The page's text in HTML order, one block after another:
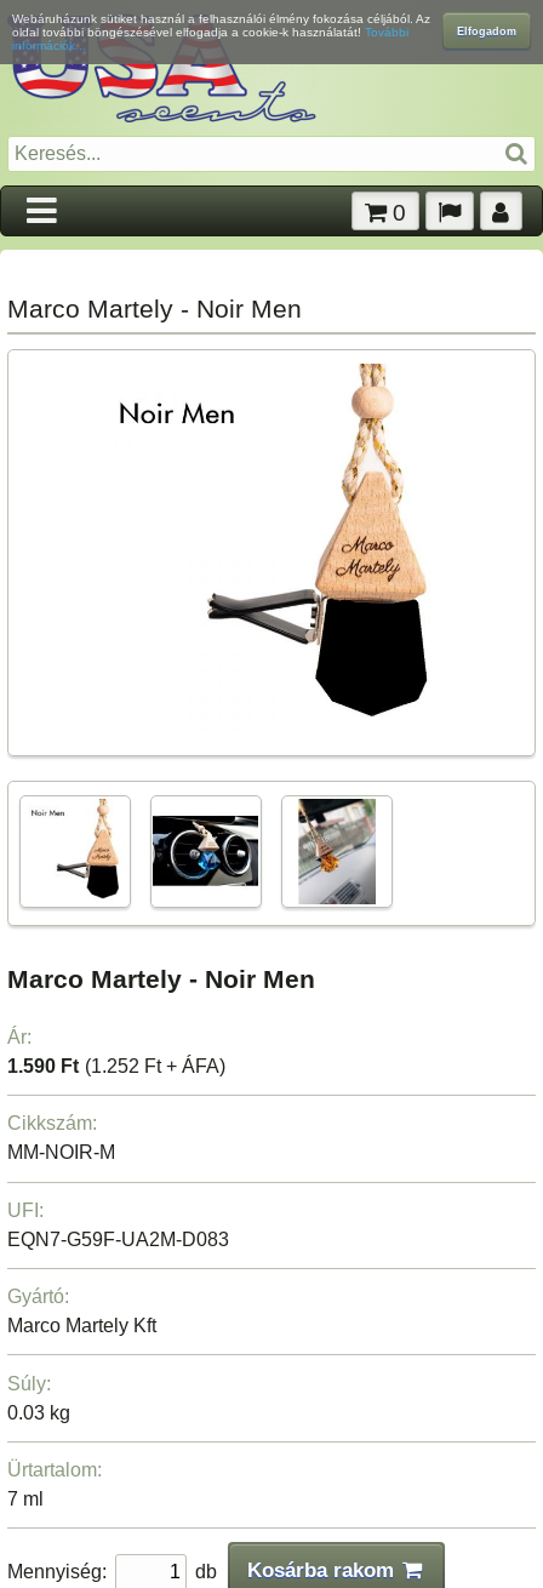
Elfogadom
Webáruházunk sütiket használ a felhasználói élmény fokozása céljából. Az
oldal további böngészésével elfogadja a cookie-k használatát! További
információk...
0
Marco Martely - Noir Men
Marco Martely - Noir Men
Ár:
1.590 Ft (1.252 Ft + ÁFA)
Cikkszám:
MM-NOIR-M
UFI:
EQN7-G59F-UA2M-D083
Gyártó:
Marco Martely Kft
Súly:
0.03 kg
Ürtartalom:
7 ml
Mennyiség: db Kosárba rakom